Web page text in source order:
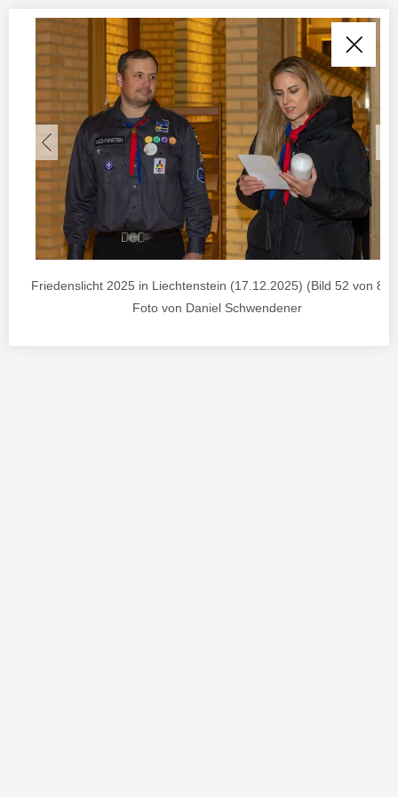
Friedenslicht 2025 in Liechtenstein (17.12.2025) (Bild 52 von 85)
Foto von Daniel Schwendener